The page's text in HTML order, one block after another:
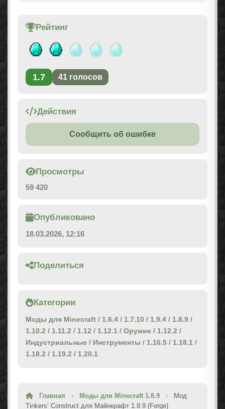
Рейтинг
1.7 41 голосов
Действия
Сообщить об ошибке
Просмотры
59 420
Опубликовано
18.03.2026, 12:16
Поделиться
Категории
Моды для Minecraft / 1.6.4 / 1.7.10 / 1.9.4 / 1.8.9 /
1.10.2 / 1.11.2 / 1.12 / 1.12.1 / Оружие / 1.12.2 /
Индустриальные / Инструменты / 1.16.5 / 1.18.1 /
1.18.2 / 1.19.2 / 1.20.1
Главная › Моды для Minecraft 1.8.9 ›
Мод
Tinkers’ Construct для Майнкрафт 1.8.9 (Forge)